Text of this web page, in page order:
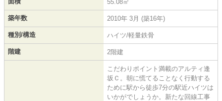
55.08㎡
築年数 2010年 3月 (築16年)
種別/構造 ハイツ/軽量鉄骨
階建 2階建
こだわりポイント満載のアルティ逢
坂Ｃ。朝に慌てることなく行動する
ために駅から徒歩7分の駅近ハイツは
いかがでしょうか。新たな回線工事